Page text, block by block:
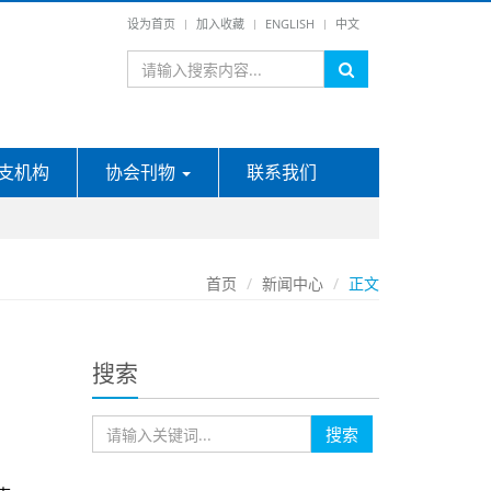
设为首页 加入收藏 ENGLISH 中文
机构 协会刊物 联系我们
首页 新闻中心 正文
搜索
搜索